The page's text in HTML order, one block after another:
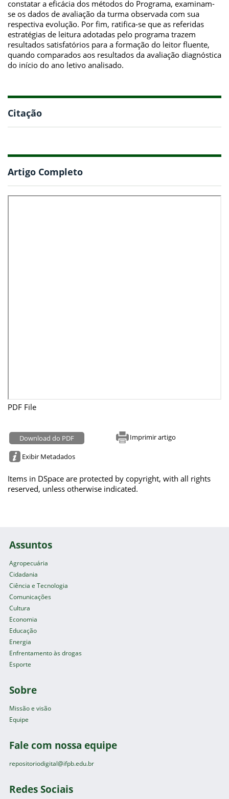
constatar a eficácia dos métodos do Programa, examinam-
se os dados de avaliação da turma observada com sua
respectiva evolução. Por fim, ratifica-se que as referidas
estratégias de leitura adotadas pelo programa trazem
resultados satisfatórios para a formação do leitor fluente,
quando comparados aos resultados da avaliação diagnóstica
do início do ano letivo analisado.
Citação
Artigo Completo
PDF File
Download do PDF Imprimir artigo
Exibir Metadados
Items in DSpace are protected by copyright, with all rights
reserved, unless otherwise indicated.
Assuntos
Agropecuária
Cidadania
Ciência e Tecnologia
Comunicações
Cultura
Economia
Educação
Energia
Enfrentamento às drogas
Esporte
Sobre
Missão e visão
Equipe
Fale com nossa equipe
repositoriodigital@ifpb.edu.br
Redes Sociais